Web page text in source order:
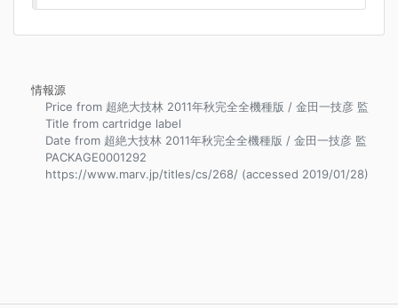
情報源
Price from 超絶大技林 2011年秋完全全機種版 / 金田一技彦 監
Title from cartridge label
Date from 超絶大技林 2011年秋完全全機種版 / 金田一技彦 監
PACKAGE0001292
https://www.marv.jp/titles/cs/268/ (accessed 2019/01/28)